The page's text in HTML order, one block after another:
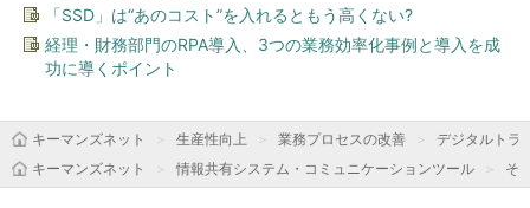
「SSD」は“あのコスト”を入れるともう高くない?
経理・財務部門のRPA導入、3つの業務効率化事例と導入を成
功に導くポイント
キーマンズネット 生産性向上 業務プロセスの改善
デジタルトラ
キーマンズネット
情報共有システム・コミュニケーションツール そ